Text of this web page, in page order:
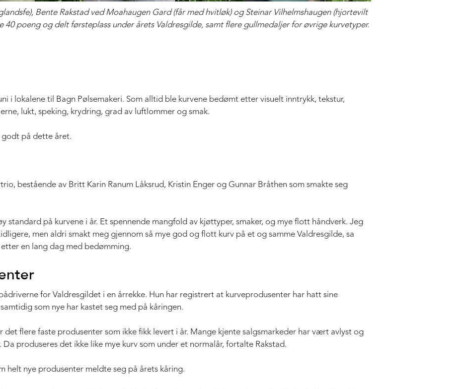
Bente Rakstad ved Moahaugen Gard (får med hvitløk) og Steinar Vilhelmshaugen (hjortevilt
40 poeng og delt førsteplass under årets Valdresgilde, samt flere gullmedaljer for øvrige kurvetyper.
i lokalene til Bagn Pølsemakeri. Som alltid ble kurvene bedømt etter visuelt inntrykk, tekstur,
lukt, speking, krydring, grad av luftlommer og smak.
godt på dette året.
bestående av Britt Karin Ranum Låksrud, Kristin Enger og Gunnar Bråthen som smakte seg
standard på kurvene i år. Et spennende mangfold av kjøttyper, smaker, og mye flott håndverk. Jeg
men aldri smakt meg gjennom så mye god og flott kurv på et og samme Valdresgilde, sa
en lang dag med bedømming.
for Valdresgildet i en årrekke. Hun har registrert at kurveprodusenter har hatt sine
som nye har kastet seg med på kåringen.
det flere faste produsenter som ikke fikk levert i år. Mange kjente salgsmarkeder har vært avlyst og
produseres det ikke like mye kurv som under et normalår, fortalte Rakstad.
helt nye produsenter meldte seg på årets kåring.